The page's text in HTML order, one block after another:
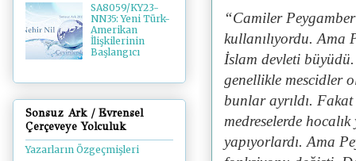
“Camiler
kullanılıyordu. Ama
İslam devleti
genellikle mescidler
bunlar ayrıldı.
medreselerde
yapıyorlardı. Ama
SA8059/KY23-
NN35: Yeni Türk-
Amerikan
İlişkilerinin
Başlangıcı
Sonsuz Ark / Evrensel
Çerçeveye Yolculuk
Yazarların Özgeçmişleri